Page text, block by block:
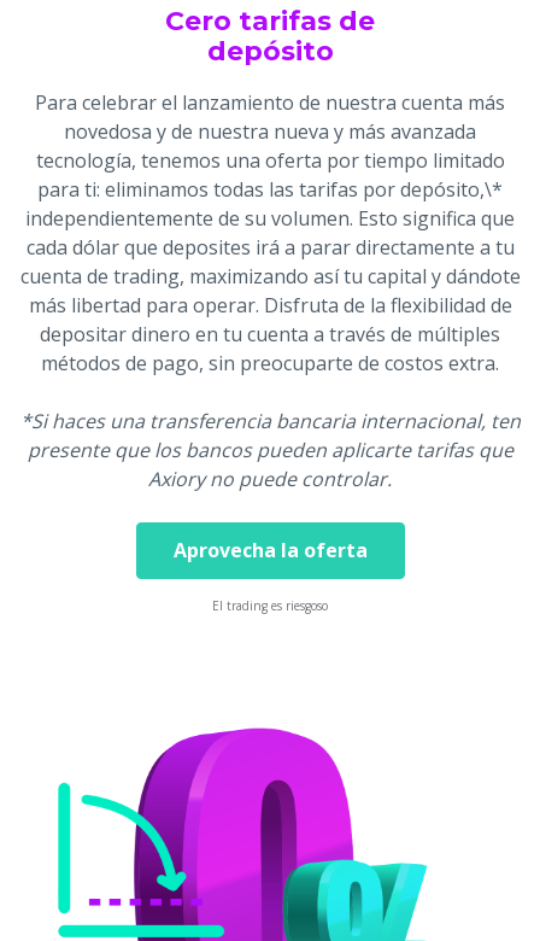
Cero tarifas de
depósito
Para celebrar el lanzamiento de nuestra cuenta más
novedosa y de nuestra nueva y más avanzada
tecnología, tenemos una oferta por tiempo limitado
para ti: eliminamos todas las tarifas por depósito,\*
independientemente de su volumen. Esto significa que
cada dólar que deposites irá a parar directamente a tu
cuenta de trading, maximizando así tu capital y dándote
más libertad para operar. Disfruta de la flexibilidad de
depositar dinero en tu cuenta a través de múltiples
métodos de pago, sin preocuparte de costos extra.
*Si haces una transferencia bancaria internacional, ten
presente que los bancos pueden aplicarte tarifas que
Axiory no puede controlar.
Aprovecha la oferta
El trading es riesgoso